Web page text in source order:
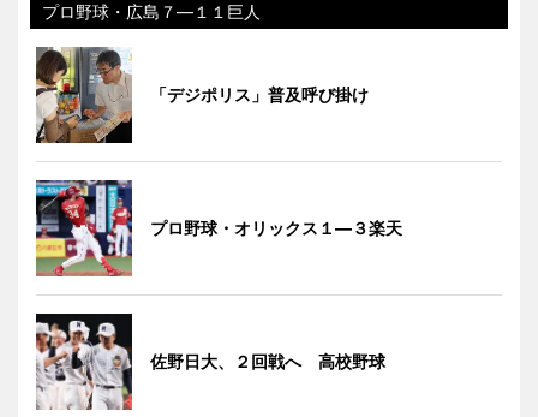
プロ野球・広島７―１１巨人
「デジポリス」普及呼び掛け
プロ野球・オリックス１―３楽天
佐野日大、２回戦へ 高校野球